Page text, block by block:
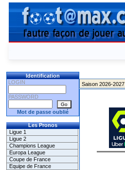
Identification
LOGIN
PASSWORD
Mot de passe oublié
Les Pronos
Ligue 1
Ligue 2
Champions League
Europa League
Coupe de France
Equipe de France
Saison 2026-2027